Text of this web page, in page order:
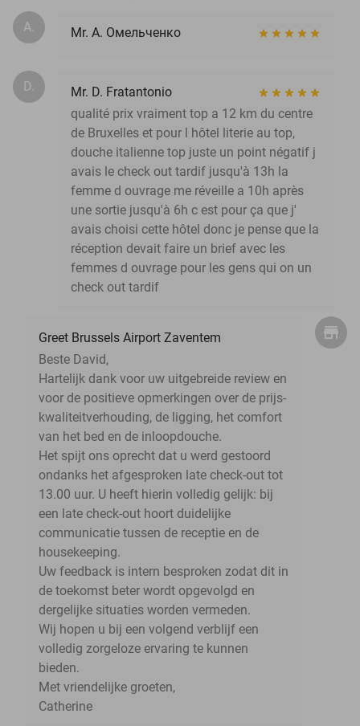
А. Mr. А. Омельченко
D.
Mr. D. Fratantonio
qualité prix vraiment top a 12 km du centre
de Bruxelles et pour l hôtel literie au top,
douche italienne top juste un point négatif j
avais le check out tardif jusqu'à 13h la
femme d ouvrage me réveille a 10h après
une sortie jusqu'à 6h c est pour ça que j'
avais choisi cette hôtel donc je pense que la
réception devait faire un brief avec les
femmes d ouvrage pour les gens qui on un
check out tardif
Greet Brussels Airport Zaventem
Beste David,
Hartelijk dank voor uw uitgebreide review en
voor de positieve opmerkingen over de prijs-
kwaliteitverhouding, de ligging, het comfort
van het bed en de inloopdouche.
Het spijt ons oprecht dat u werd gestoord
ondanks het afgesproken late check-out tot
13.00 uur. U heeft hierin volledig gelijk: bij
een late check-out hoort duidelijke
communicatie tussen de receptie en de
housekeeping.
Uw feedback is intern besproken zodat dit in
de toekomst beter wordt opgevolgd en
dergelijke situaties worden vermeden.
Wij hopen u bij een volgend verblijf een
volledig zorgeloze ervaring te kunnen
bieden.
Met vriendelijke groeten,
Catherine